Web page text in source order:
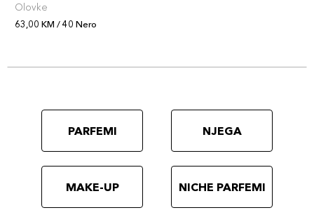
Olovke
63,00 KM / 40 Nero
PARFEMI NJEGA
MAKE-UP NICHE PARFEMI